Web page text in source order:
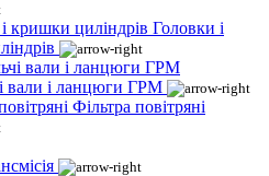
Головки і
вали і ланцюги ГРМ
Фільтра повітряні